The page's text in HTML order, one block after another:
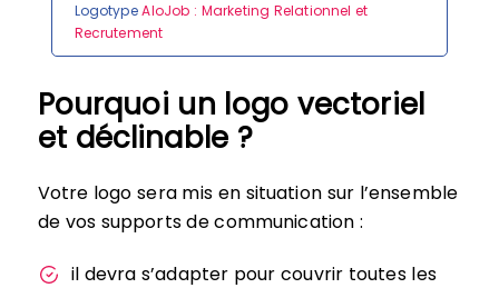
LogotypeAloJob : Marketing Relationnel et
Recrutement
Pourquoi un logo vectoriel
et déclinable ?
Votre logo sera mis en situation sur l’ensemble
de vos supports de communication :
il devra s’adapter pour couvrir toutes les